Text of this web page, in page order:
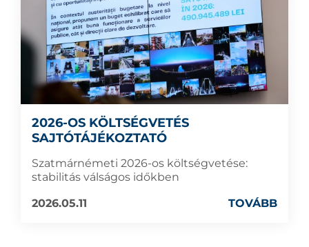
2026-OS KÖLTSÉGVETÉS
SAJTÓTÁJÉKOZTATÓ
Szatmárnémeti 2026-os költségvetése:
stabilitás válságos időkben
2026.05.11
TOVÁBB